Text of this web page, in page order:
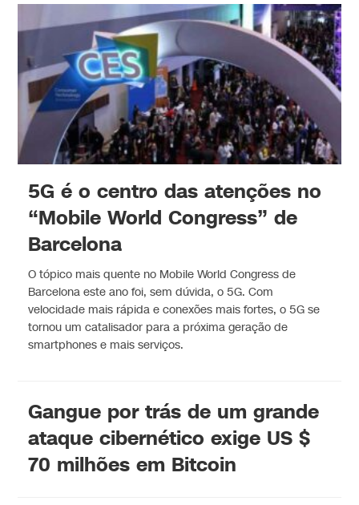
5G é o centro das atenções no
“Mobile World Congress” de
Barcelona
O tópico mais quente no Mobile World Congress de
Barcelona este ano foi, sem dúvida, o 5G. Com
velocidade mais rápida e conexões mais fortes, o 5G se
tornou um catalisador para a próxima geração de
smartphones e mais serviços.
Gangue por trás de um grande
ataque cibernético exige US $
70 milhões em Bitcoin